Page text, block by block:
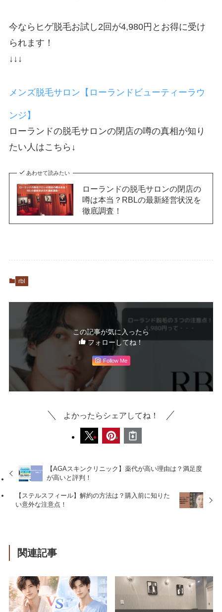
今ならヒゲ脱毛お試し2回が4,980円とお得に受け
られます！
↓↓↓
メンズ脱毛サロン【ローランドビューティーラウ
ンジ】
ローランドの脱毛サロンの閉店の噂の真相が知り
たい人はこちら↓
あわせて読みたい
ローランドの脱毛サロンの閉店の
噂は本当？RBLの最新経営状況を
徹底調査！
rbl
この記事が気に入ったら
フォローしてね！
Follow Me
よかったらシェアしてね！
【AGAスキンクリニック】薬代が高い理由は？満足度
が高いと評判！
【ステルスフィール】解約の方法は？購入前に知りた
い意外な注意点！
関連記事